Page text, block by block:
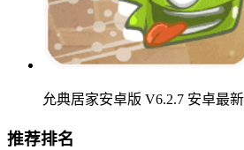
允典居家安卓版 V6.2.7 安卓最
推荐排名